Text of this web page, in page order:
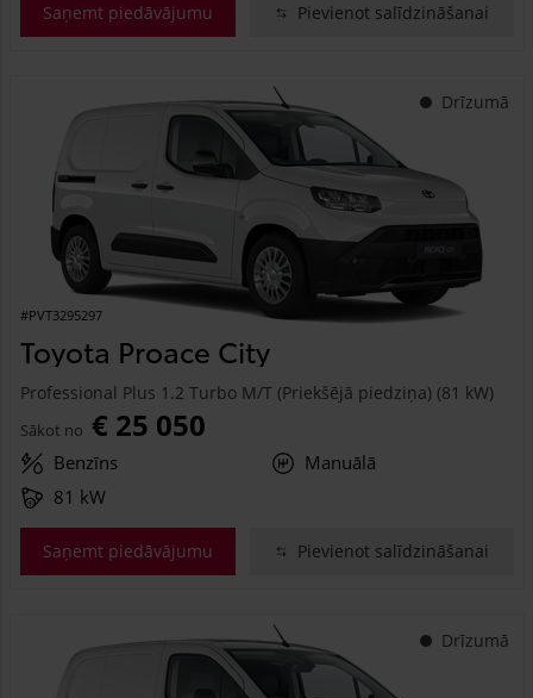
Saņemt piedāvājumu Pievienot salīdzināšanai
Drīzumā
#PVT3295297
Toyota Proace City
Professional Plus 1.2 Turbo M/T (Priekšējā piedziņa) (81 kW)
Sākot no € 25 050
Benzīns
Manuālā
81 kW
Saņemt piedāvājumu Pievienot salīdzināšanai
Drīzumā